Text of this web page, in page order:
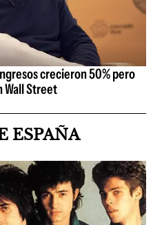
crecieron 50% pero
Wall Street
ESPAÑA